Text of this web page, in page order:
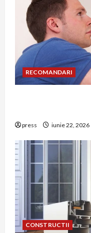
RECOMANDARI
press iunie 22, 2026
CONSTRUCTII